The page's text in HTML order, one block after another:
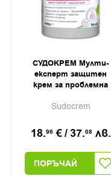
СУДОКРЕМ Мулти-
експерт защитен
крем за проблемна
Sudocrem
18.96 €/37.08 лв.
ПОРЪЧАЙ